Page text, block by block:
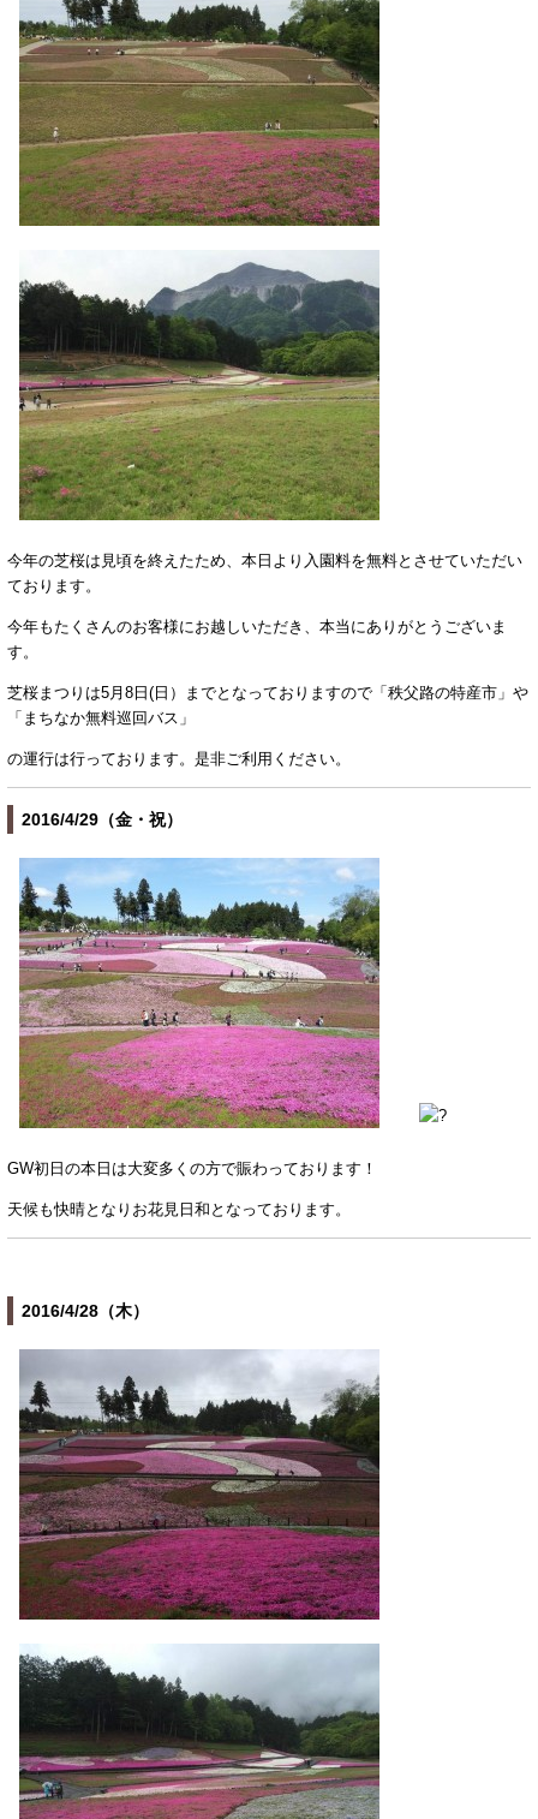
今年の芝桜は見頃を終えたため、本日より入園料を無料とさせていただい
ております。
今年もたくさんのお客様にお越しいただき、本当にありがとうございま
す。
芝桜まつりは5月8日(日）までとなっておりますので「秩父路の特産市」や
「まちなか無料巡回バス」
の運行は行っております。是非ご利用ください。
2016/4/29（金・祝）
GW初日の本日は大変多くの方で賑わっております！
天候も快晴となりお花見日和となっております。
2016/4/28（木）